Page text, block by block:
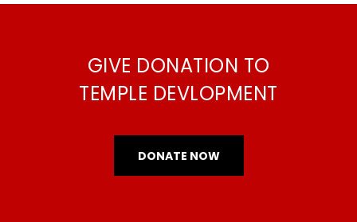
GIVE DONATION TO
TEMPLE DEVLOPMENT
DONATE NOW